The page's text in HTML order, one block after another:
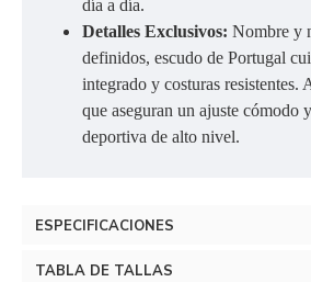
día a día.
Detalles Exclusivos: Nombre y
definidos, escudo de Portugal
integrado y costuras resistentes.
que aseguran un ajuste cómodo
deportiva de alto nivel.
ESPECIFICACIONES
TABLA DE TALLAS